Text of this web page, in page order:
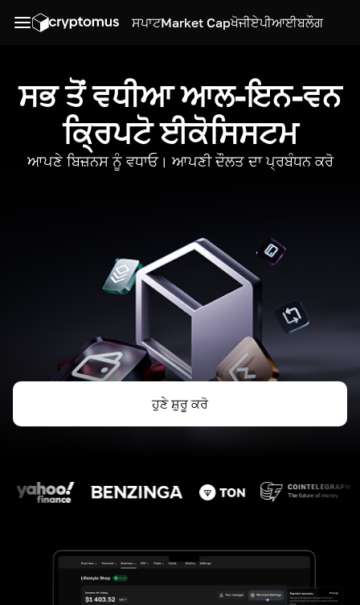
ਸਪਾਟMarket Capਖੋਜੀਏਪੀਆਈਬਲੌਗ
ਸਭ ਤੋਂ ਵਧੀਆ ਆਲ-ਇਨ-ਵਨ
ਕ੍ਰਿਪਟੋ ਈਕੋਸਿਸਟਮ
ਆਪਣੇ ਬਿਜ਼ਨਸ ਨੂੰ ਵਧਾਓ। ਆਪਣੀ ਦੌਲਤ ਦਾ ਪ੍ਰਬੰਧਨ ਕਰੋ
ਹੁਣੇ ਸ਼ੁਰੂ ਕਰੋ